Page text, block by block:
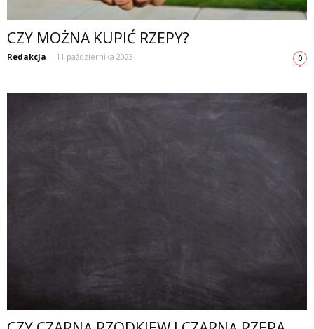
CZY MOŻNA KUPIĆ RZEPY?
Redakcja - 11 października 2023 0